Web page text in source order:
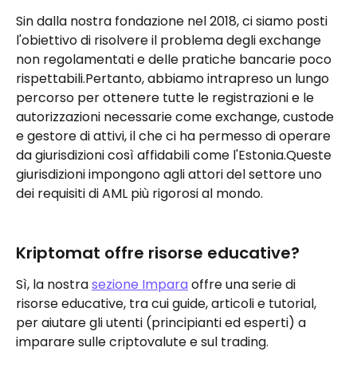
Sin dalla nostra fondazione nel 2018, ci siamo posti
l'obiettivo di risolvere il problema degli exchange
non regolamentati e delle pratiche bancarie poco
rispettabili.Pertanto, abbiamo intrapreso un lungo
percorso per ottenere tutte le registrazioni e le
autorizzazioni necessarie come exchange, custode
e gestore di attivi, il che ci ha permesso di operare
da giurisdizioni così affidabili come l'Estonia.Queste
giurisdizioni impongono agli attori del settore uno
dei requisiti di AML più rigorosi al mondo.
Kriptomat offre risorse educative?
Sì, la nostra sezione Impara offre una serie di
risorse educative, tra cui guide, articoli e tutorial,
per aiutare gli utenti (principianti ed esperti) a
imparare sulle criptovalute e sul trading.